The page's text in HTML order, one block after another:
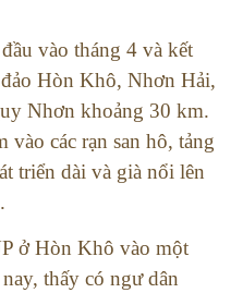
vào tháng 4 và kết
Hòn Khô, Nhơn Hải,
Nhơn khoảng 30 km.
các rạn san hô, tảng
triển dài và già nổi lên
ở Hòn Khô vào một
thấy có ngư dân